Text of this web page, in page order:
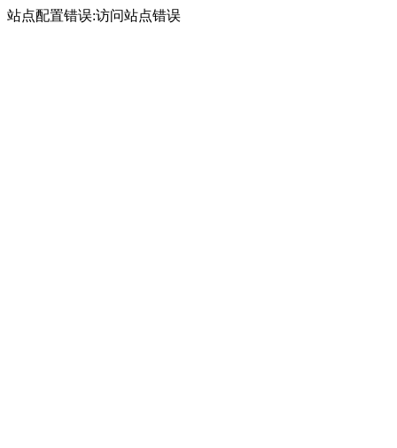
站点配置错误:访问站点错误